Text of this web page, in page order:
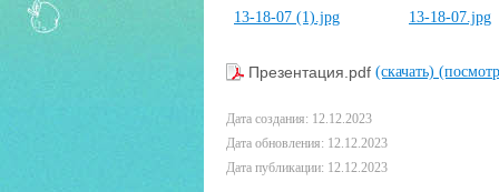
Презентация.pdf (скачать)
Дата создания: 12.12.2023
Дата обновления: 12.12.2023
Дата публикации: 12.12.2023